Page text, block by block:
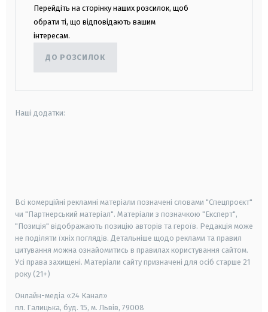
Перейдіть на сторінку наших розсилок, щоб
обрати ті, що відповідають вашим
інтересам.
ДО РОЗСИЛОК
Наші додатки:
Всі комерційні рекламні матеріали позначені словами "Спецпроєкт"
чи "Партнерський матеріал". Матеріали з позначкою "Експерт",
"Позиція" відображають позицію авторів та героїв. Редакція може
не поділяти їхніх поглядів. Детальніше щодо реклами та правил
цитування можна ознайомитись в правилах користування сайтом.
Усі права захищені. Матеріали сайту призначені для осіб старше 21
року (21+)
Онлайн-медіа «24 Канал»
пл. Галицька, буд. 15, м. Львів, 79008